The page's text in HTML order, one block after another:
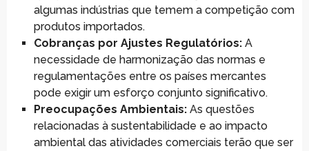
algumas indústrias que temem a competição com
produtos importados.
Cobranças por Ajustes Regulatórios:A
necessidade de harmonização das normas e
regulamentações entre os países mercantes
pode exigir um esforço conjunto significativo.
Preocupações Ambientais:As questões
relacionadas à sustentabilidade e ao impacto
ambiental das atividades comerciais terão que ser